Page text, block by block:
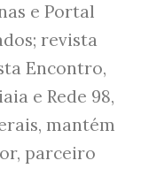
e Portal
revista
Encontro,
e Rede 98,
mantém
parceiro